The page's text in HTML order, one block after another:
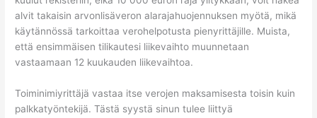
alvit takaisin arvonlisäveron alarajahuojennuksen myötä, mikä
käytännössä tarkoittaa verohelpotusta pienyrittäjille. Muista,
että ensimmäisen tilikautesi liikevaihto muunnetaan
vastaamaan 12 kuukauden liikevaihtoa.
Toiminimiyrittäjä vastaa itse verojen maksamisesta toisin kuin
palkkatyöntekijä. Tästä syystä sinun tulee liittyä